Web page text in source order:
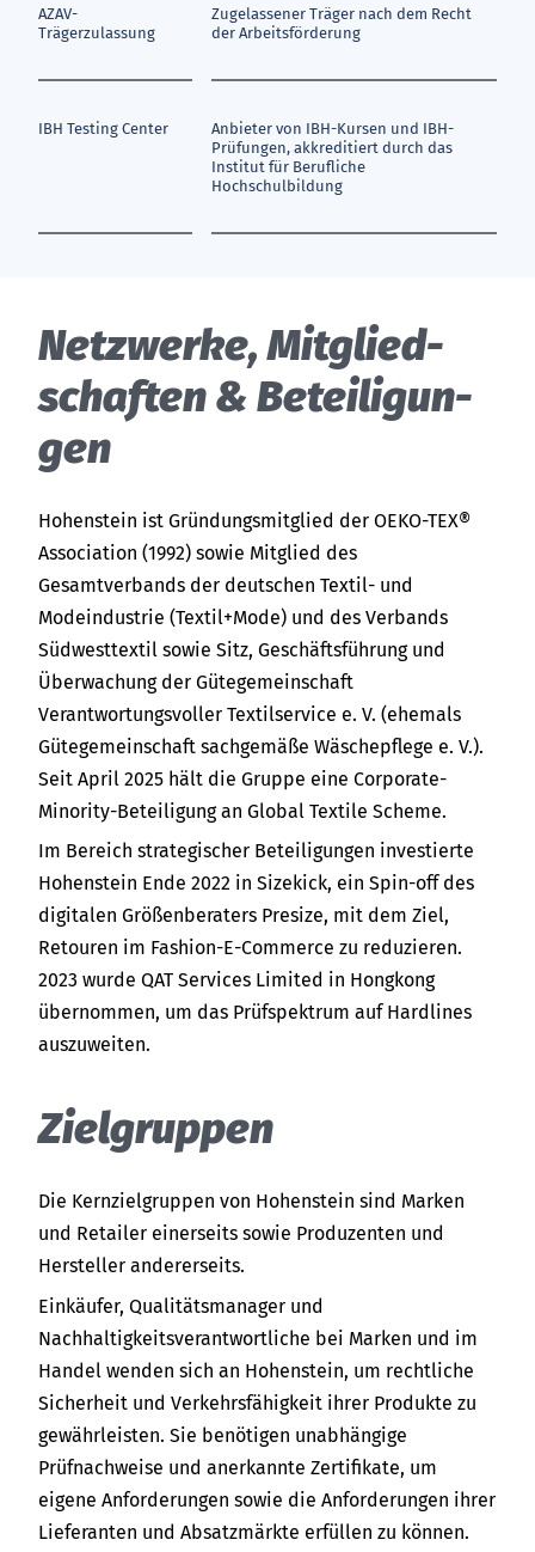
AZAV-
Trägerzulassung
Zugelassener Träger nach dem Recht
der Arbeitsförderung
IBH Testing Center
Anbieter von IBH-Kursen und IBH-
Prüfungen, akkreditiert durch das
Institut für Berufliche
Hochschulbildung
Netz­wer­ke, Mit­glied­
schaf­ten & Be­tei­li­gun­
gen
Hohenstein ist Gründungsmitglied der OEKO-TEX®
Association (1992) sowie Mitglied des
Gesamtverbands der deutschen Textil- und
Modeindustrie (Textil+Mode) und des Verbands
Südwesttextil sowie Sitz, Geschäftsführung und
Überwachung der Gütegemeinschaft
Verantwortungsvoller Textilservice e. V. (ehemals
Gütegemeinschaft sachgemäße Wäschepflege e. V.).
Seit April 2025 hält die Gruppe eine Corporate-
Minority-Beteiligung an Global Textile Scheme.
Im Bereich strategischer Beteiligungen investierte
Hohenstein Ende 2022 in Sizekick, ein Spin-off des
digitalen Größenberaters Presize, mit dem Ziel,
Retouren im Fashion-E-Commerce zu reduzieren.
2023 wurde QAT Services Limited in Hongkong
übernommen, um das Prüfspektrum auf Hardlines
auszuweiten.
Ziel­grup­pen
Die Kernzielgruppen von Hohenstein sind Marken
und Retailer einerseits sowie Produzenten und
Hersteller andererseits.
Einkäufer, Qualitätsmanager und
Nachhaltigkeitsverantwortliche bei Marken und im
Handel wenden sich an Hohenstein, um rechtliche
Sicherheit und Verkehrsfähigkeit ihrer Produkte zu
gewährleisten. Sie benötigen unabhängige
Prüfnachweise und anerkannte Zertifikate, um
eigene Anforderungen sowie die Anforderungen ihrer
Lieferanten und Absatzmärkte erfüllen zu können.